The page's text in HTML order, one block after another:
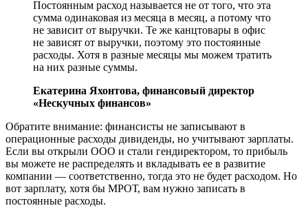
Постоянным расход называется не от того, что эта
сумма одинаковая из месяца в месяц, а потому что
не зависит от выручки. Те же канцтовары в офис
не зависят от выручки, поэтому это постоянные
расходы. Хотя в разные месяцы мы можем тратить
на них разные суммы.
Екатерина Яхонтова, финансовый директор
«Нескучных финансов»
Обратите внимание: финансисты не записывают в
операционные расходы дивиденды, но учитывают зарплаты.
Если вы открыли ООО и стали гендиректором, то прибыль
вы можете не распределять и вкладывать ее в развитие
компании — соответственно, тогда это не будет расходом. Но
вот зарплату, хотя бы МРОТ, вам нужно записать в
постоянные расходы.